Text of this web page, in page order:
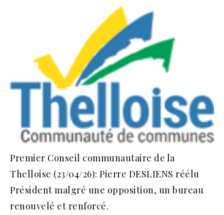
Premier Conseil communautaire de la
Thelloise (23/04/26): Pierre DESLIENS réélu
Président malgré une opposition, un bureau
renouvelé et renforcé.